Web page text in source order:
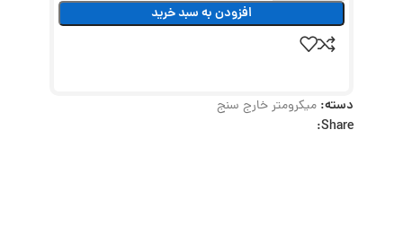
افزودن به سبد خرید
دسته: میکرومتر خارج سنج
Share: